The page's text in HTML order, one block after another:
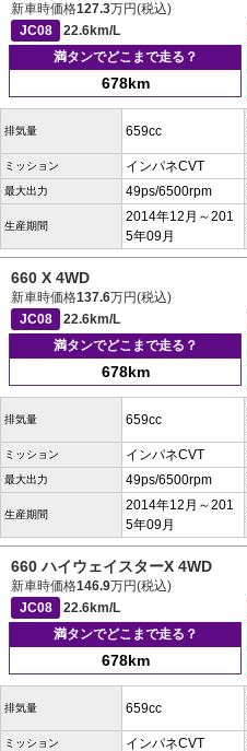
新車時価格127.3万円(税込)
JC08
22.6km/L
満タンでどこまで走る？
678km
排気量 659cc
ミッション インパネCVT
最大出力 49ps/6500rpm
生産期間
2014年12月～201
5年09月
660 X 4WD
新車時価格137.6万円(税込)
JC08
22.6km/L
満タンでどこまで走る？
678km
排気量 659cc
ミッション インパネCVT
最大出力 49ps/6500rpm
生産期間
2014年12月～201
5年09月
660 ハイウェイスターX 4WD
新車時価格146.9万円(税込)
JC08
22.6km/L
満タンでどこまで走る？
678km
排気量 659cc
ミッション インパネCVT